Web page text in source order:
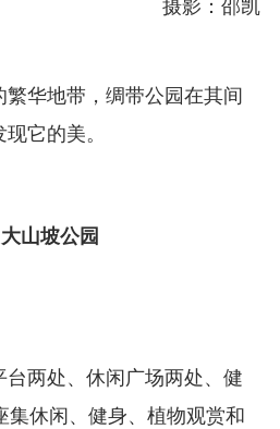
华地带，绸带公园在其间
它的美。
大山坡公园
两处、休闲广场两处、健
休闲、健身、植物观赏和